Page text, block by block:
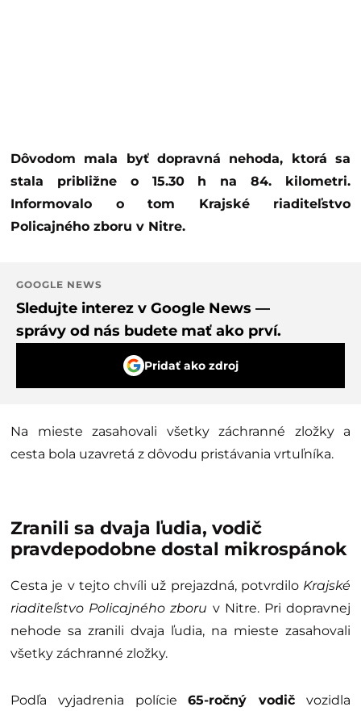
Dôvodom mala byť dopravná nehoda, ktorá sa
stala približne o 15.30 h na 84. kilometri.
Informovalo o tom Krajské riaditeľstvo
Policajného zboru v Nitre.
GOOGLE NEWS
Sledujte interez v Google News —
správy od nás budete mať ako prví.
Pridať ako zdroj
Na mieste zasahovali všetky záchranné zložky a
cesta bola uzavretá z dôvodu pristávania vrtuľníka.
Zranili sa dvaja ľudia, vodič
pravdepodobne dostal mikrospánok
Cesta je v tejto chvíli už prejazdná, potvrdilo Krajské
riaditeľstvo Policajného zboru v Nitre. Pri dopravnej
nehode sa zranili dvaja ľudia, na mieste zasahovali
všetky záchranné zložky.
Podľa vyjadrenia polície65-ročný vodič vozidla